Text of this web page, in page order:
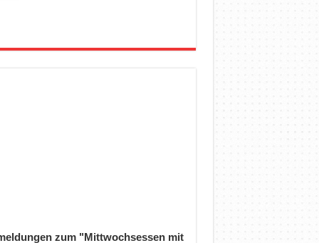
zum "Mittwochsessen mit